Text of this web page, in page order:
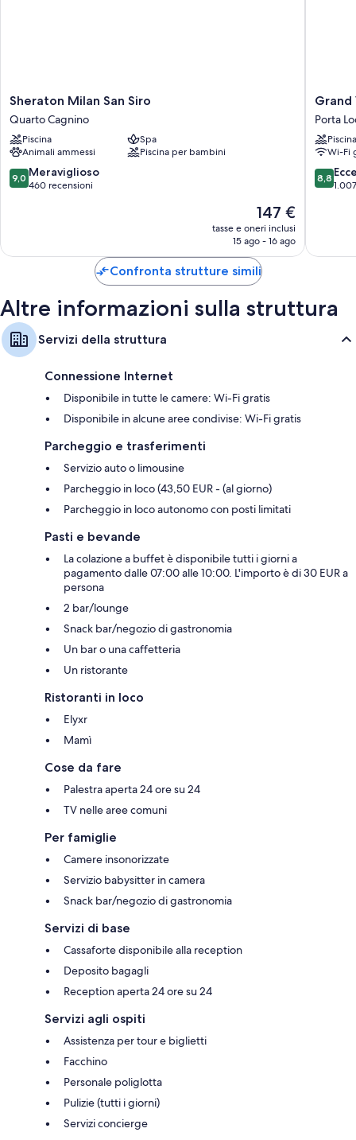
Sheraton
Milan
San
Siro
Quarto
Cagnino
Sheraton Milan San Siro
Quarto Cagnino
Piscina
Spa
Animali ammessi
Piscina per bambini
9.0
su
9,0 Meraviglioso
460 recensioni
Il
prezzo
attuale
147 €
147 €
tasse e oneri inclusi
15 ago - 16 ago
Grand
Visconti
Palace
Porta
Grand
Porta
Piscina
Wi-Fi
8.8
su
8,8
Confronta strutture simili
Altre informazioni sulla struttura
Servizi della struttura
Connessione Internet
Disponibile in tutte le camere: Wi-Fi gratis
Disponibile in alcune aree condivise: Wi-Fi gratis
Parcheggio e trasferimenti
Servizio auto o limousine
Parcheggio in loco (43,50 EUR - (al giorno)
Parcheggio in loco autonomo con posti limitati
Pasti e bevande
La colazione a buffet è disponibile tutti i giorni a
pagamento dalle 07:00 alle 10:00. L'importo è di 30 EUR a
persona
2 bar/lounge
Snack bar/negozio di gastronomia
Un bar o una caffetteria
Un ristorante
Ristoranti in loco
Elyxr
Mamì
Cose da fare
Palestra aperta 24 ore su 24
TV nelle aree comuni
Per famiglie
Camere insonorizzate
Servizio babysitter in camera
Snack bar/negozio di gastronomia
Servizi di base
Cassaforte disponibile alla reception
Deposito bagagli
Reception aperta 24 ore su 24
Servizi agli ospiti
Assistenza per tour e biglietti
Facchino
Personale poliglotta
Pulizie (tutti i giorni)
Servizi concierge